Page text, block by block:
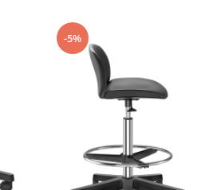
-5%